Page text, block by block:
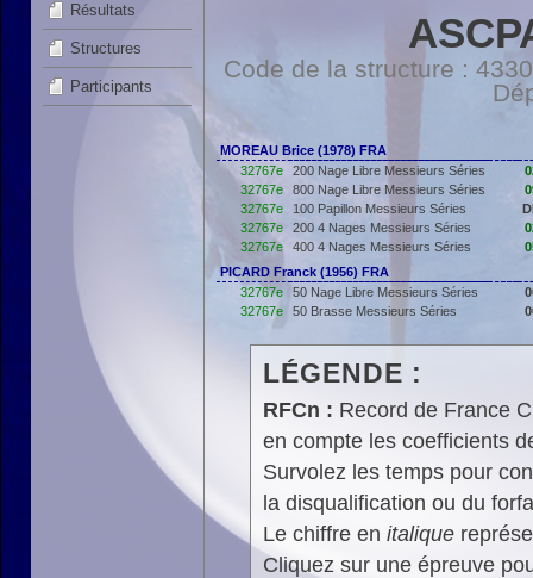
Résultats
Structures
Participants
Code de la structure :
MOREAU Brice (1978) FRA
32767e
200 Nage Libre Messieurs Séries
32767e
800 Nage Libre Messieurs Séries
32767e
100 Papillon Messieurs Séries
32767e
200 4 Nages Messieurs Séries
32767e
400 4 Nages Messieurs Séries
PICARD Franck (1956) FRA
32767e
50 Nage Libre Messieurs Séries
32767e
50 Brasse Messieurs Séries
LÉGENDE :
RFCn : Record de France
en compte les coefficients
Survolez les temps pour
la disqualification ou du
Le chiffre en italique
Cliquez sur une épreuve